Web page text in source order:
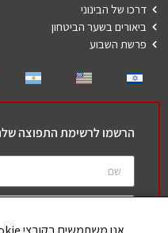
דרכו של הבינוני
ביאורים בשער הביטחון
פרשת השבוע
הרשמו לרשימת התפוצה